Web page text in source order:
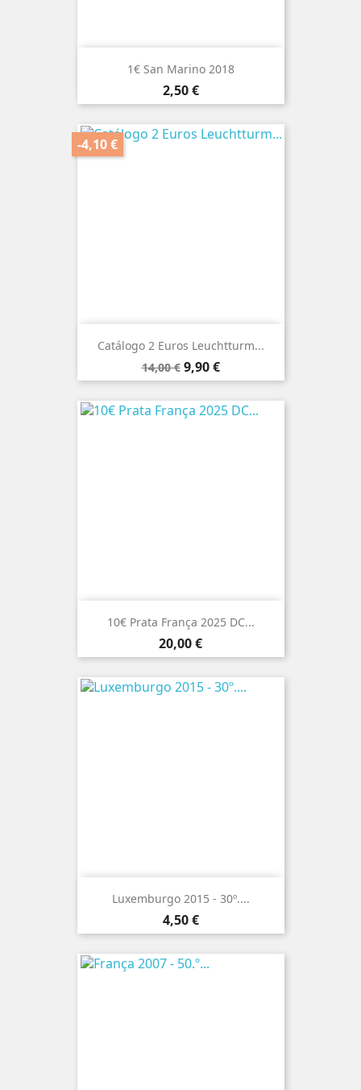
1€ San Marino 2018
Preço
2,50 €
Catálogo 2 Euros Leuchtturm...
Preço
normal
14,00 €
-4,10 €
Preço
9,90 €
10€ Prata França 2025 DC...
Preço
20,00 €
Luxemburgo 2015 - 30º....
Preço
4,50 €